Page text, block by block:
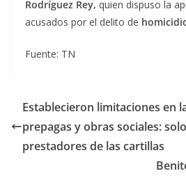
Rodríguez Rey, quien dispuso la
acusados por el delito de
Fuente: TN
Establecieron limitaciones en
prepagas y obras sociales:
prestadores de las cartillas